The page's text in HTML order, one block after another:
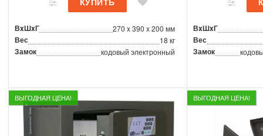
ВxШxГ 270 x 390 x 200 мм
Вес 18 кг
Замок кодовый электронный
ВxШxГ
Вес
Замок
ВЫГОДНАЯ ЦЕНА! ВЫГОДНАЯ ЦЕНА!